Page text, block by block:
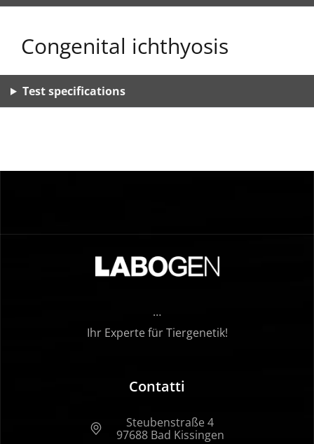
Congenital ichthyosis
Test specifications
…
Ihr Experte für Tiergenetik!
Contatti
Steubenstraße 4
97688 Bad Kissingen